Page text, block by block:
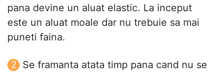
pana devine un aluat elastic. La inceput
este un aluat moale dar nu trebuie sa mai
puneti faina.
Se framanta atata timp pana cand nu se